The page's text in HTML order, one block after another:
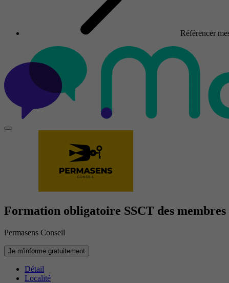
Référencer
Formation obligatoire SSCT des
Permasens Conseil
Je m'informe gratuitement
Détail
Localité